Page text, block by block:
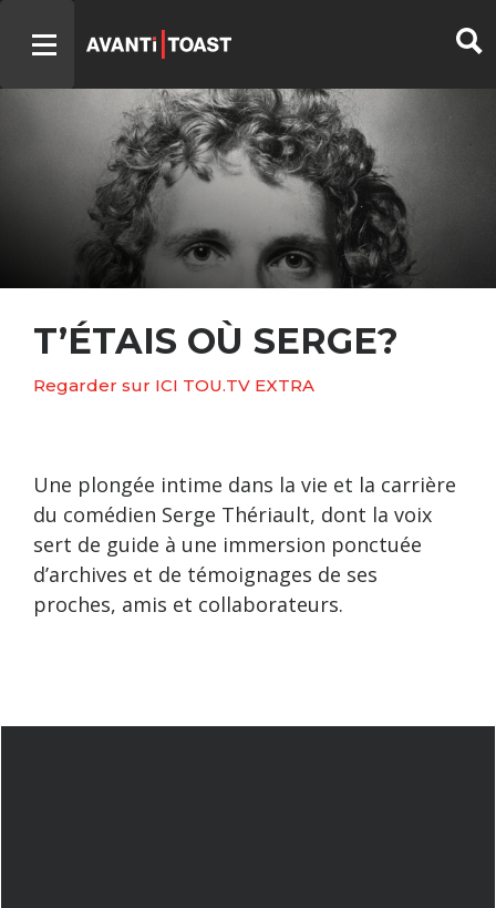
T’ÉTAIS OÙ SERGE?
Regarder sur ICI TOU.TV EXTRA
Une plongée intime dans la vie et la carrière
du comédien Serge Thériault, dont la voix
sert de guide à une immersion ponctuée
d’archives et de témoignages de ses
proches, amis et collaborateurs.